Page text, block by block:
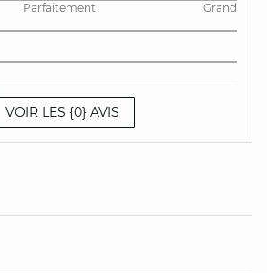
Parfaitement
Grand
VOIR LES {0} AVIS